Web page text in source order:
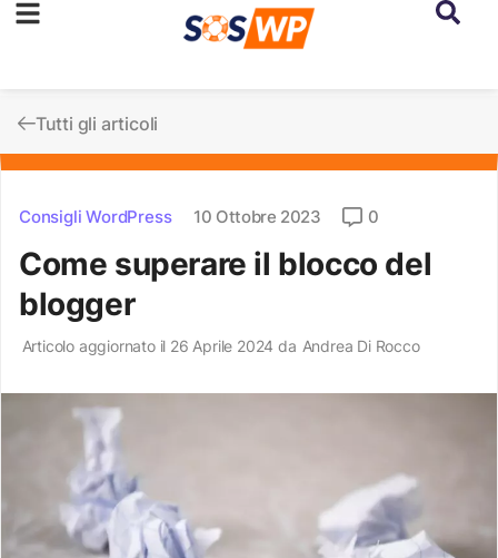
Tutti gli articoli
Consigli WordPress 10 Ottobre 2023 0
Come superare il blocco del
blogger
Articolo aggiornato il 26 Aprile 2024 da Andrea Di Rocco